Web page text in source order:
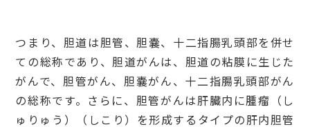
つまり、胆道は胆管、胆嚢、十二指腸乳頭部を併せ
ての総称であり、胆道がんは、胆道の粘膜に生じた
がんで、胆管がん、胆嚢がん、十二指腸乳頭部がん
の総称です。さらに、胆管がんは肝臓内に腫瘤（し
ゅりゅう）（しこり）を形成するタイプの肝内胆管